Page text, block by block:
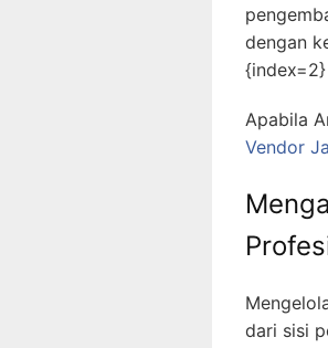
dengan
{index=2}
Apabila
Vendor
dari sisi